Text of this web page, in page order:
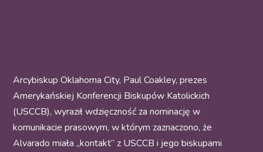
Arcybiskup Oklahoma City, Paul Coakley, prezes
Amerykańskiej Konferencji Biskupów Katolickich
(USCCB), wyraził wdzięczność za nominację w
komunikacie prasowym, w którym zaznaczono, że
Alvarado miała „kontakt” z USCCB i jego biskupami